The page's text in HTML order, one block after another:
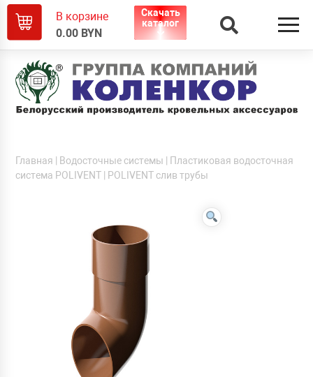
В корзине
0.00 BYN
Скачать
каталог
Главная Водосточные системы
Пластиковая водосточная
система POLIVENT | POLIVENT слив трубы